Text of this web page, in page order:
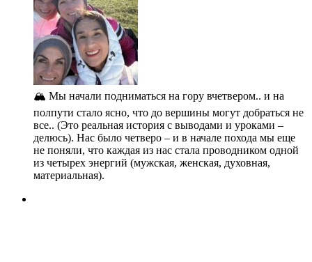
🏔️ Мы начали подниматься на гору вчетвером.. и на
полпути стало ясно, что до вершины могут добраться не
все.. (Это реальная история с выводами и уроками –
делюсь). Нас было четверо – и в начале похода мы еще
не поняли, что каждая из нас стала проводником одной
из четырех энергий (мужская, женская, духовная,
материальная).